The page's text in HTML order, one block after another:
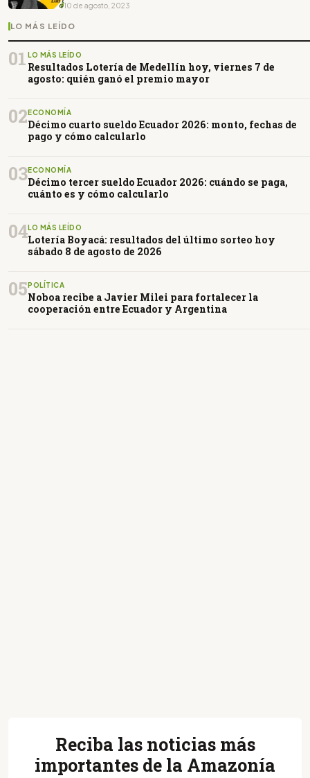
10 de agosto, 2023
LO MÁS LEÍDO
01 LO MÁS LEÍDO
Resultados Lotería de Medellín hoy, viernes 7 de
agosto: quién ganó el premio mayor
02ECONOMÍA
Décimo cuarto sueldo Ecuador 2026: monto, fechas de
pago y cómo calcularlo
03ECONOMÍA
Décimo tercer sueldo Ecuador 2026: cuándo se paga,
cuánto es y cómo calcularlo
04LO MÁS LEÍDO
Lotería Boyacá: resultados del último sorteo hoy
sábado 8 de agosto de 2026
05POLÍTICA
Noboa recibe a Javier Milei para fortalecer la
cooperación entre Ecuador y Argentina
Reciba las noticias más
importantes de la Amazonía